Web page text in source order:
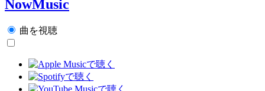
NowMusic
曲を視聴